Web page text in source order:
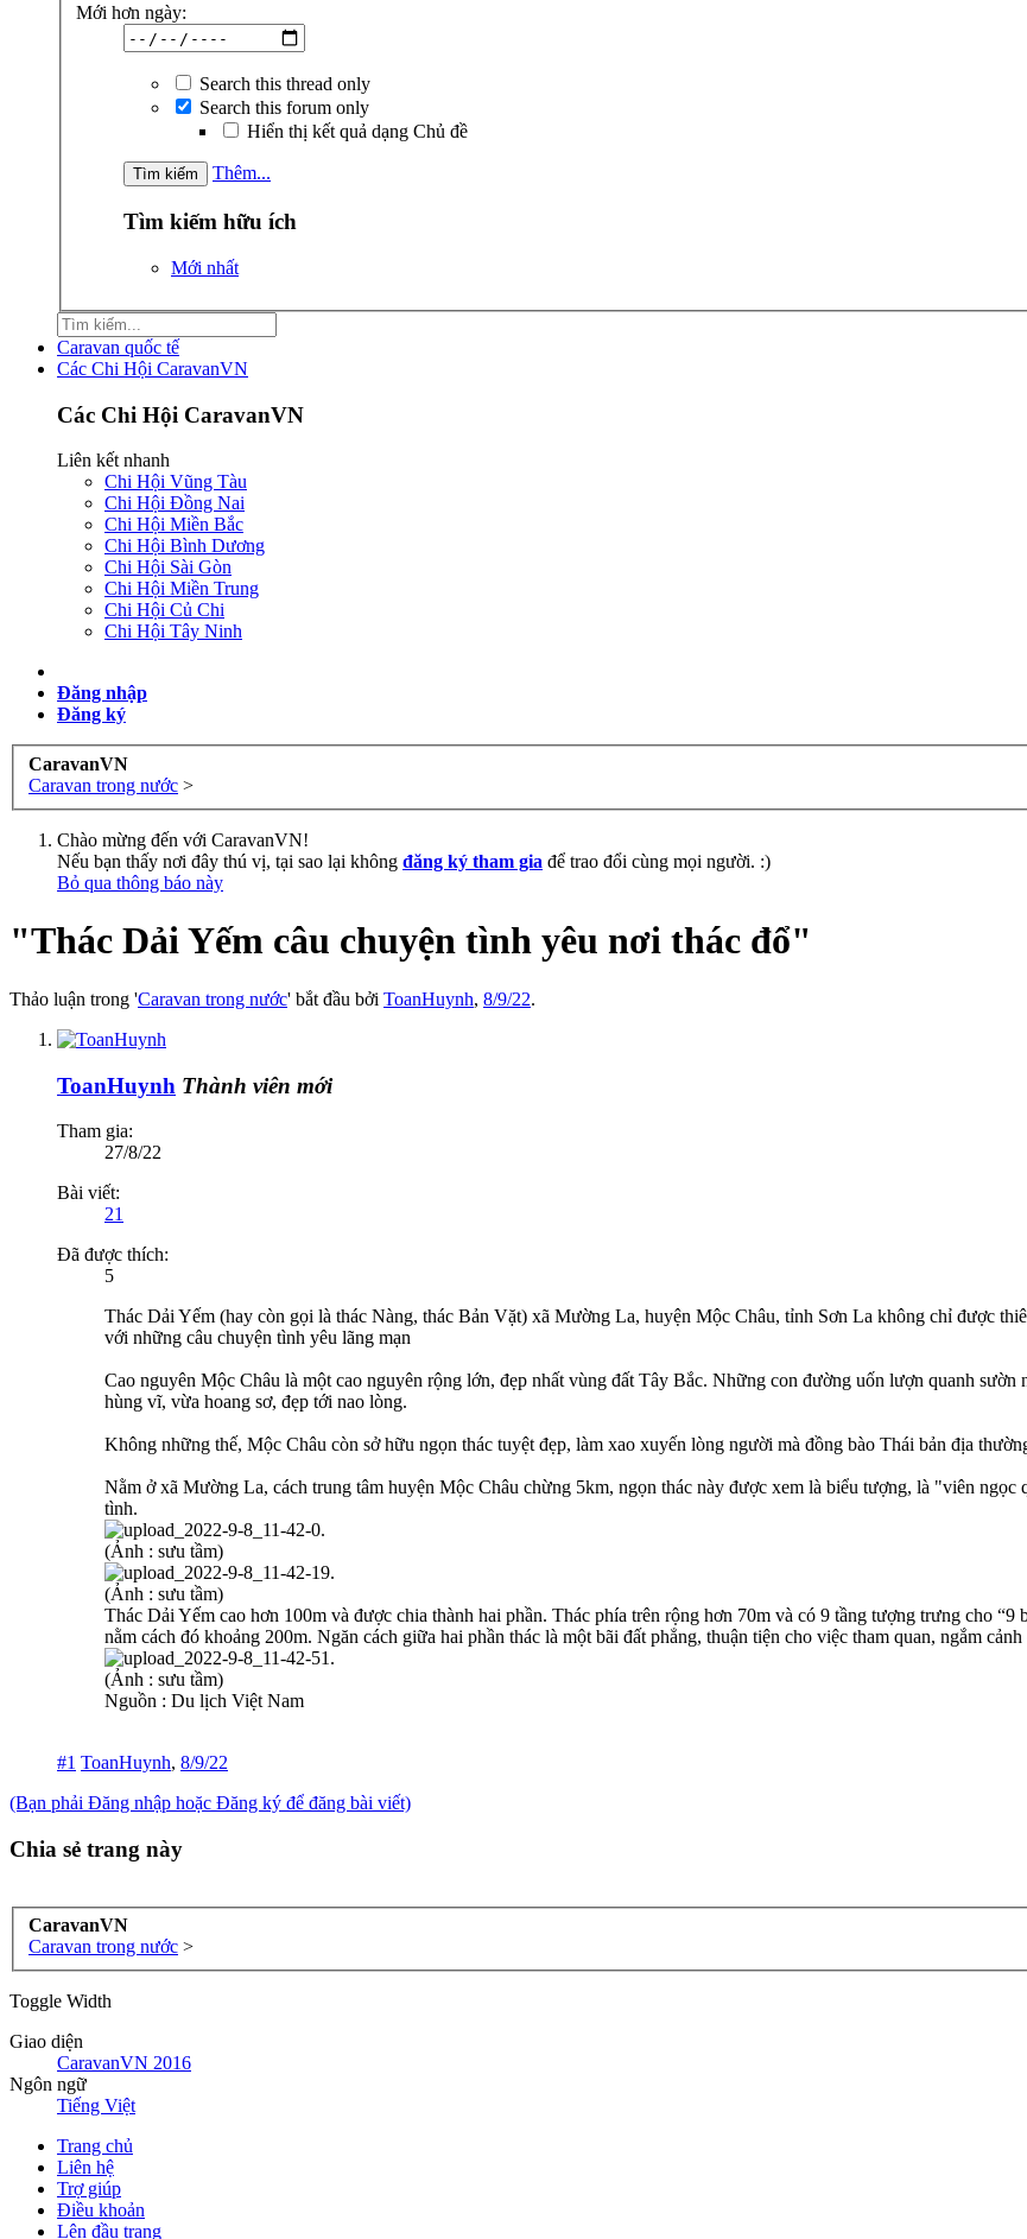
Mới hơn ngày:
Search this thread only
Search this forum only
Hiển thị kết quả dạng Chủ đề
Thêm...
Tìm kiếm hữu ích
Mới nhất
Caravan quốc tế
Các Chi Hội CaravanVN
Các Chi Hội CaravanVN
Liên kết nhanh
Chi Hội Vũng Tàu
Chi Hội Đồng Nai
Chi Hội Miền Bắc
Chi Hội Bình Dương
Chi Hội Sài Gòn
Chi Hội Miền Trung
Chi Hội Củ Chi
Chi Hội Tây Ninh
Đăng nhập
Đăng ký
CaravanVN
Caravan trong nước >
Chào mừng đến với CaravanVN!
Nếu bạn thấy nơi đây thú vị, tại sao lại không đăng ký tham gia để trao đổi cùng mọi người. :)
Bỏ qua thông báo này
"Thác Dải Yếm câu chuyện tình yêu nơi thác đổ"
Thảo luận trong 'Caravan trong nước' bắt đầu bởi ToanHuynh, 8/9/22.
ToanHuynh Thành viên mới
Tham gia:
27/8/22
Bài viết:
21
Đã được thích:
5
Thác Dải Yếm (hay còn gọi là thác Nàng, thác Bản Vặt) xã Mường La, huyện Mộc Châu, tỉnh Sơn La không chỉ được
với những câu chuyện tình yêu lãng mạn
Cao nguyên Mộc Châu là một cao nguyên rộng lớn, đẹp nhất vùng đất Tây Bắc. Những con đường uốn lượn quanh
hùng vĩ, vừa hoang sơ, đẹp tới nao lòng.
Không những thế, Mộc Châu còn sở hữu ngọn thác tuyệt đẹp, làm xao xuyến lòng người mà đồng bào Thái bản địa
Nằm ở xã Mường La, cách trung tâm huyện Mộc Châu chừng 5km, ngọn thác này được xem là biểu tượng, là "viên
tình.
(Ảnh : sưu tầm)
(Ảnh : sưu tầm)
Thác Dải Yếm cao hơn 100m và được chia thành hai phần. Thác phía trên rộng hơn 70m và có 9 tầng tượng trưng cho
nằm cách đó khoảng 200m. Ngăn cách giữa hai phần thác là một bãi đất phẳng, thuận tiện cho việc tham quan, ngắm cảnh
(Ảnh : sưu tầm)
Nguồn : Du lịch Việt Nam
#1 ToanHuynh, 8/9/22
(Bạn phải Đăng nhập hoặc Đăng ký để đăng bài viết)
Chia sẻ trang này
CaravanVN
Caravan trong nước >
Toggle Width
Giao diện
CaravanVN 2016
Ngôn ngữ
Tiếng Việt
Trang chủ
Liên hệ
Trợ giúp
Điều khoản
Lên đầu trang